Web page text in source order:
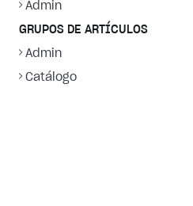
Admin
GRUPOS DE ARTÍCULOS
Admin
Catálogo